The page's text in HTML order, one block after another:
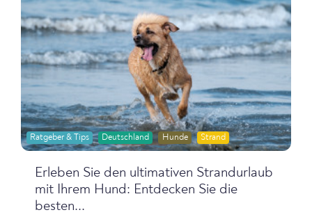
Ratgeber & Tips Deutschland Hunde Strand
Erleben Sie den ultimativen Strandurlaub
mit Ihrem Hund: Entdecken Sie die
besten...